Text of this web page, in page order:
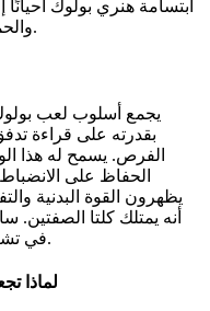
ابتسامة هنري بولوك
والحماس اللذين يحددان أسلوبه في الرياضة.
يجمع أسلوب لعب
بقدرته على قراءة
الفرص. يسمح له هذا
الحفاظ على
يظهرون القوة البدنية
أنه يمتلك كلتا الصفتين.
في تشكيل دوره داخل بيئات الرغبي التنافسية.
لماذا